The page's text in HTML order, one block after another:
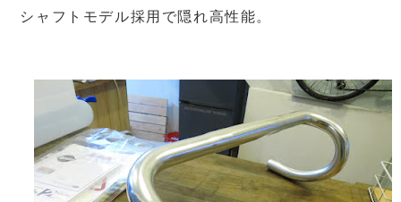
シャフトモデル採用で隠れ高性能。